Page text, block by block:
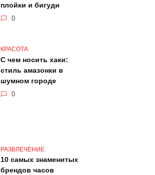
плойки и бигуди
0
КРАСОТА
С чем носить хаки:
стиль амазонки в
шумном городе
0
РАЗВЛЕЧЕНИЕ
10 самых знаменитых
брендов часов